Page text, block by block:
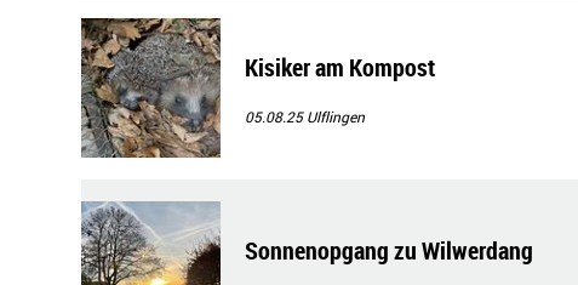
Kisiker am Kompost
05.08.25Ulflingen
Sonnenopgang zu Wilwerdang